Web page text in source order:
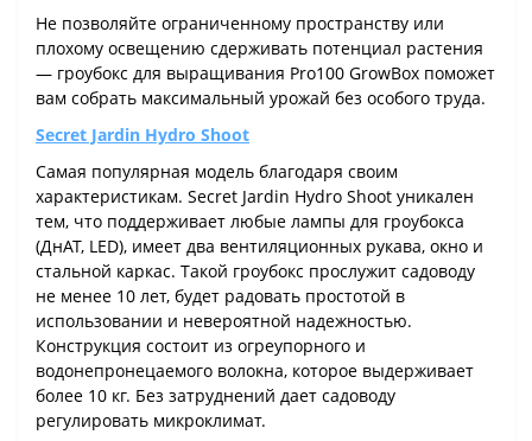
Не позволяйте ограниченному пространству или
плохому освещению сдерживать потенциал растения
— гроубокс для выращивания Pro100 GrowBox поможет
вам собрать максимальный урожай без особого труда.
Secret Jardin Hydro Shoot
Самая популярная модель благодаря своим
характеристикам. Secret Jardin Hydro Shoot уникален
тем, что поддерживает любые лампы для гроубокса
(ДнАТ, LED), имеет два вентиляционных рукава, окно и
стальной каркас. Такой гроубокс прослужит садоводу
не менее 10 лет, будет радовать простотой в
использовании и невероятной надежностью.
Конструкция состоит из огреупорного и
водонепронецаемого волокна, которое выдерживает
более 10 кг. Без затруднений дает садоводу
регулировать микроклимат.